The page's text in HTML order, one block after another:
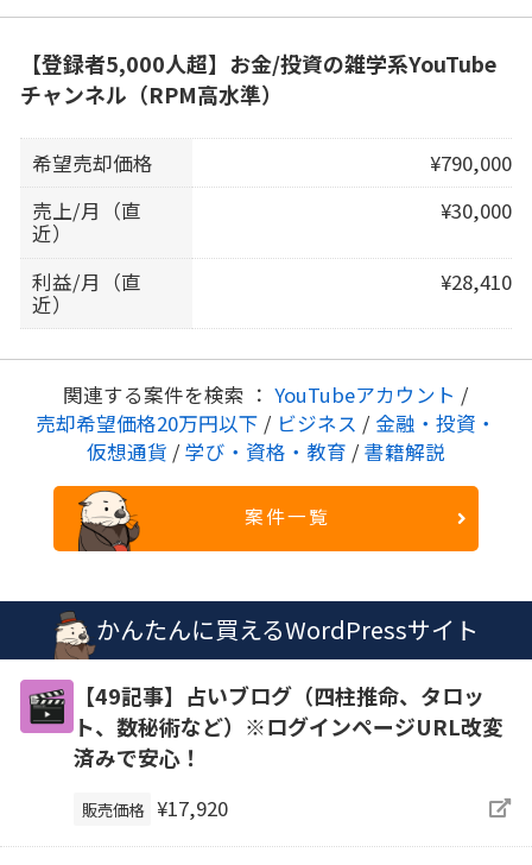
【登録者5,000人超】お金/投資の雑学系YouTube
チャンネル（RPM高水準）
希望売却価格
¥790,000
売上/月（直
近）
¥30,000
利益/月（直
近）
¥28,410
関連する案件を検索 ： YouTubeアカウント /
売却希望価格20万円以下 / ビジネス / 金融・投資・
仮想通貨 / 学び・資格・教育 / 書籍解説
案件一覧
かんたんに買えるWordPressサイト
【49記事】占いブログ（四柱推命、タロッ
ト、数秘術など）※ログインページURL改変
済みで安心！
販売価格 ¥17,920